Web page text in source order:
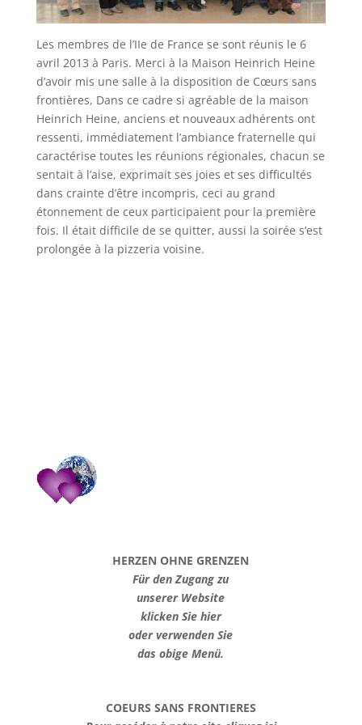
Les membres de l’IIe de France se sont réunis le 6
avril 2013 à Paris. Merci à la Maison Heinrich Heine
d’avoir mis une salle à la disposition de Cœurs sans
frontières, Dans ce cadre si agréable de la maison
Heinrich Heine, anciens et nouveaux adhérents ont
ressenti, immédiatement l’ambiance fraternelle qui
caractérise toutes les réunions régionales, chacun se
sentait à l’aise, exprimait ses joies et ses difficultés
dans crainte d’être incompris, ceci au grand
étonnement de ceux participaient pour la première
fois. Il était difficile de se quitter, aussi la soirée s’est
prolongée à la pizzeria voisine.
HERZEN OHNE GRENZEN
Für den Zugang zu
unserer Website
klicken Sie hier
oder verwenden Sie
das obige Menü.
COEURS SANS FRONTIERES